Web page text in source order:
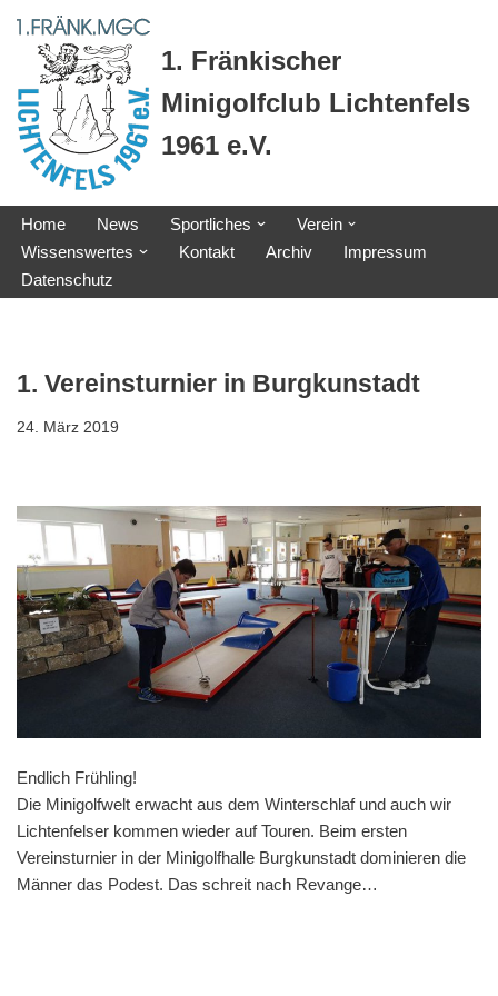
Zum
Inhalt
springen
1. Fränkischer
Minigolfclub Lichtenfels
1961 e.V.
Home News Sportliches
Verein
Wissenswertes
Kontakt Archiv
Impressum
Datenschutz
1. Vereinsturnier in Burgkunstadt
24. März 2019
Endlich Frühling!
Die Minigolfwelt erwacht aus dem Winterschlaf und auch wir
Lichtenfelser kommen wieder auf Touren. Beim ersten
Vereinsturnier in der Minigolfhalle Burgkunstadt dominieren die
Männer das Podest. Das schreit nach Revange…